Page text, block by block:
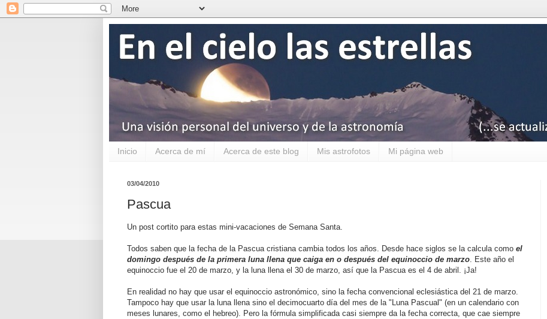
Inicio Acerca de mí Acerca de este blog Mis astrofotos Mi página web
03/04/2010
Pascua
Un post cortito para estas mini-vacaciones de Semana Santa.
Todos saben que la fecha de la Pascua cristiana cambia todos los años. Desde hace siglos se la calcula como el
domingo después de la primera luna llena que caiga en o después del equinoccio de marzo. Este año el
equinoccio fue el 20 de marzo, y la luna llena el 30 de marzo, así que la Pascua es el 4 de abril. ¡Ja!
En realidad no hay que usar el equinoccio astronómico, sino la fecha convencional eclesiástica del 21 de marzo.
Tampoco hay que usar la luna llena sino el decimocuarto día del mes de la "Luna Pascual" (en un calendario con
meses lunares, como el hebreo). Pero la fórmula simplificada casi siempre da la fecha correcta, que cae siempre